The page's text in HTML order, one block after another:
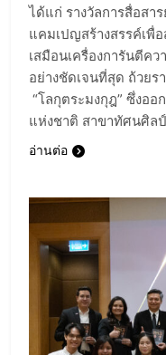
ได้แก่ รางวัลการสื่อสา
แคมเปญสร้างสรรค์เพื่
เสมือนเครื่องการันตีค
อย่างชัดเจนที่สุด ถ้วยร
“โลกุตระมงกุฎ” ซึ่งอ
แห่งชาติ สาขาทัศนศิล
อ่านต่อ